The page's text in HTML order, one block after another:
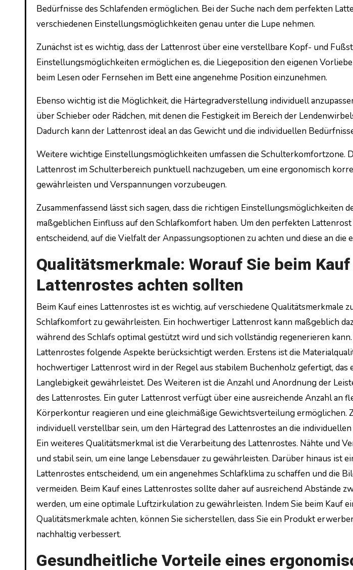
Bedürfnisse des Schlafenden ermöglichen. Bei der Suche nach dem perfekten
verschiedenen Einstellungsmöglichkeiten genau unter die Lupe nehmen.
Zunächst ist es wichtig, dass der Lattenrost über eine verstellbare Kopf- und
Einstellungsmöglichkeiten ermöglichen es, die Liegeposition den eigenen
beim Lesen oder Fernsehen im Bett eine angenehme Position einzunehmen.
Ebenso wichtig ist die Möglichkeit, die Härtegradverstellung individuell
über Schieber oder Rädchen, mit denen die Festigkeit im Bereich der
Dadurch kann der Lattenrost ideal an das Gewicht und die individuellen
Weitere wichtige Einstellungsmöglichkeiten umfassen die Schulterkomfortzone.
Lattenrost im Schulterbereich punktuell nachzugeben, um eine ergonomisch
gewährleisten und Verspannungen vorzubeugen.
Zusammenfassend lässt sich sagen, dass die richtigen Einstellungsmöglichkeiten
maßgeblichen Einfluss auf den Schlafkomfort haben. Um den perfekten
entscheidend, auf die Vielfalt der Anpassungsoptionen zu achten und diese an die
Qualitätsmerkmale: Worauf Sie beim
Lattenrostes achten sollten
Beim Kauf eines Lattenrostes ist es wichtig, auf verschiedene Qualitätsmerkmale
Schlafkomfort zu gewährleisten. Ein hochwertiger Lattenrost kann maßgeblich
während des Schlafs optimal gestützt wird und sich vollständig regenerieren
Lattenrostes folgende Aspekte berücksichtigt werden. Erstens ist die
hochwertiger Lattenrost wird in der Regel aus stabilem Buchenholz gefertigt, das
Langlebigkeit gewährleistet. Des Weiteren ist die Anzahl und Anordnung der
des Lattenrostes. Ein guter Lattenrost verfügt über eine ausreichende Anzahl an
Körperkontur reagieren und eine gleichmäßige Gewichtsverteilung ermöglichen.
individuell verstellbar sein, um den Härtegrad des Lattenrostes an die
Ein weiteres Qualitätsmerkmal ist die Verarbeitung des Lattenrostes. Nähte und
und stabil sein, um eine lange Lebensdauer zu gewährleisten. Darüber hinaus ist
Lattenrostes entscheidend, um ein angenehmes Schlafklima zu schaffen und die
vermeiden. Beim Kauf eines Lattenrostes sollte daher auf ausreichend Abstände
werden, um eine optimale Luftzirkulation zu gewährleisten. Indem Sie beim Kauf
Qualitätsmerkmale achten, können Sie sicherstellen, dass Sie ein Produkt
nachhaltig verbessert.
Gesundheitliche Vorteile eines